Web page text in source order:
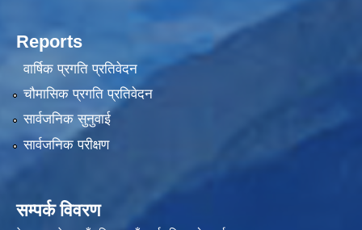
Reports
वार्षिक प्रगति प्रतिवेदन
चौमासिक प्रगति प्रतिवेदन
सार्वजनिक सुनुवाई
सार्वजनिक परीक्षण
सम्पर्क विवरण